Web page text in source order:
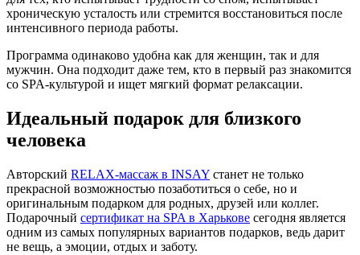
хроническую усталость или стремится восстановиться после
интенсивного периода работы.
Программа одинаково удобна как для женщин, так и для
мужчин. Она подходит даже тем, кто в первый раз знакомится
со SPA-культурой и ищет мягкий формат релаксации.
Идеальный подарок для близкого
человека
Авторский RELAX-массаж в INSAY станет не только
прекрасной возможностью позаботиться о себе, но и
оригинальным подарком для родных, друзей или коллег.
Подарочный сертификат на SPA в Харькове сегодня является
одним из самых популярных вариантов подарков, ведь дарит
не вещь, а эмоции, отдых и заботу.